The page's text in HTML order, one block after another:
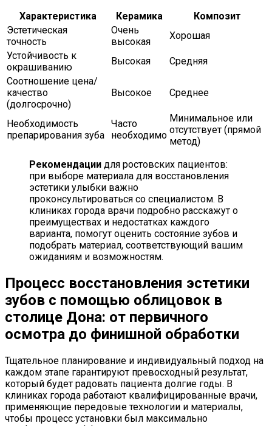
Характеристика
Керамика
Композит
Эстетическая
точность
Очень
высокая
Хорошая
Устойчивость к
окрашиванию
Высокая
Средняя
Соотношение цена/
качество
(долгосрочно)
Высокое Среднее
Необходимость
препарирования зуба
Часто
необходимо
Минимальное или
отсутствует (прямой
метод)
Рекомендации для ростовских пациентов:
при выборе материала для восстановления
эстетики улыбки важно
проконсультироваться со специалистом. В
клиниках города врачи подробно расскажут о
преимуществах и недостатках каждого
варианта, помогут оценить состояние зубов и
подобрать материал, соответствующий вашим
ожиданиям и возможностям.
Процесс восстановления эстетики
зубов с помощью облицовок в
столице Дона: от первичного
осмотра до финишной обработки
Тщательное планирование и индивидуальный подход на
каждом этапе гарантируют превосходный результат,
который будет радовать пациента долгие годы. В
клиниках города работают квалифицированные врачи,
применяющие передовые технологии и материалы,
чтобы процесс установки был максимально